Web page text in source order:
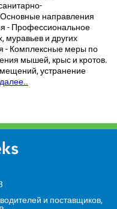
направления
- Профессиональное
муравьев и других
- Комплексные меры по
мышей, крыс и кротов.
устранение
и поставщиков,